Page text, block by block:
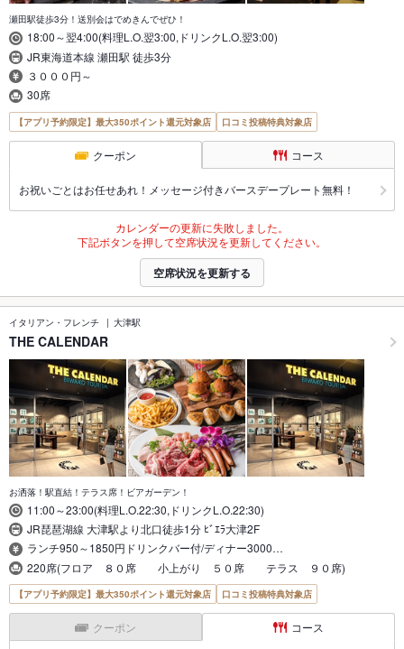
瀬田駅徒歩3分！送別会はでめきんでぜひ！
18:00～翌4:00(料理L.O.翌3:00,ドリンクL.O.翌3:00)
JR東海道本線 瀬田駅 徒歩3分
３０００円～
30席
【アプリ予約限定】最大350ポイント還元対象店 口コミ投稿特典対象店
クーポン コース
お祝いごとはお任せあれ！メッセージ付きバースデープレート無料！
カレンダーの更新に失敗しました。
下記ボタンを押して空席状況を更新してください。
空席状況を更新する
イタリアン・フレンチ 大津駅
THE CALENDAR
お洒落！駅直結！テラス席！ビアガーデン！
11:00～23:00(料理L.O.22:30,ドリンクL.O.22:30)
JR琵琶湖線 大津駅より北口徒歩1分 ﾋﾞｴﾗ大津2F
ランチ950～1850円ドリンクバー付/ディナー3000…
220席(フロア ８０席 小上がり ５０席 テラス ９０席)
【アプリ予約限定】最大350ポイント還元対象店 口コミ投稿特典対象店
クーポン コース